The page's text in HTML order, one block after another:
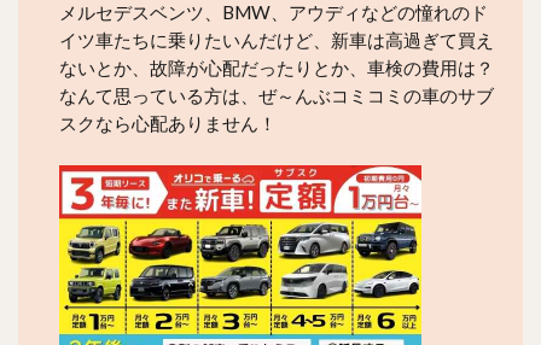
メルセデスベンツ、BMW、アウディなどの憧れのド
イツ車たちに乗りたいんだけど、新車は高過ぎて買え
ないとか、故障が心配だったりとか、車検の費用は？
なんて思っている方は、ぜ～んぶコミコミの車のサブ
スクなら心配ありません！